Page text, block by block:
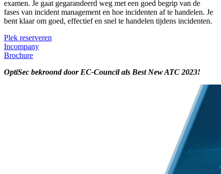
examen. Je gaat gegarandeerd weg met een goed begrip van de
fases van incident management en hoe incidenten af te handelen. Je
bent klaar om goed, effectief en snel te handelen tijdens incidenten.
Plek reserveren
Incompany
Brochure
OptiSec bekroond door EC-Council als Best New ATC 2023!